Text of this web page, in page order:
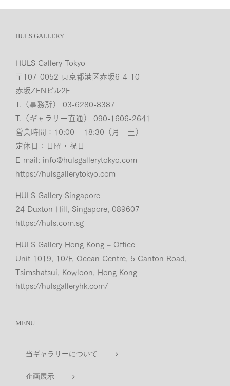
HULS GALLERY
HULS Gallery Tokyo
〒107-0052 東京都港区赤坂6-4-10
赤坂ZENビル2F
T.（事務所） 03-6280-8387
T.（ギャラリー直通） 090-1606-2641
営業時間：10:00 – 18:30（月−土）
定休日：日曜・祝日
E-mail: info@hulsgallerytokyo.com
https://hulsgallerytokyo.com
HULS Gallery Singapore
24 Duxton Hill, Singapore, 089607
https://huls.com.sg
HULS Gallery Hong Kong – Office
Unit 1019, 10/F, Ocean Centre, 5 Canton Road,
Tsimshatsui, Kowloon, Hong Kong
https://hulsgalleryhk.com/
MENU
当ギャラリーについて
企画展示